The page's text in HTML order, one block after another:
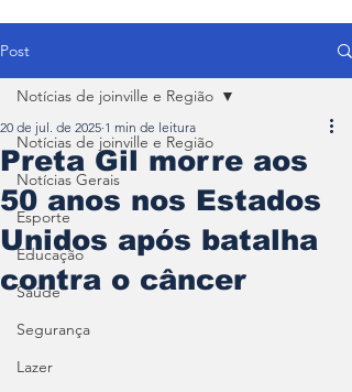
Post
Notícias de joinville e Região
Notícias Gerais
Esporte
Educação
Saúde
Segurança
Lazer
Notícias de joinville e Região
Preta Gil morre aos
50 anos nos Estados
Unidos após batalha
contra o câncer
20 de jul. de 2025 1 min de leitura